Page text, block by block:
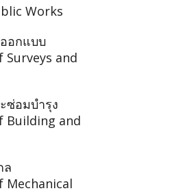
Works
อกแบบ
Surveys and
ซ่อมบำรุง
Building and
ล
Mechanical